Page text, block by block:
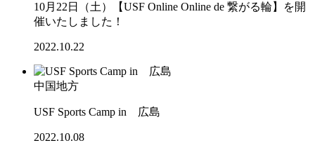
10月22日（土）【USF Online Online de 繋がる輪】を開
催いたしました！
2022.10.22
中国地方
USF Sports Camp in 広島
2022.10.08